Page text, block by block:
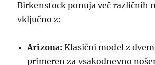
Birkenstock ponuja več različnih
vključno z:
Arizona: Klasični model z
primeren za vsakodnevno